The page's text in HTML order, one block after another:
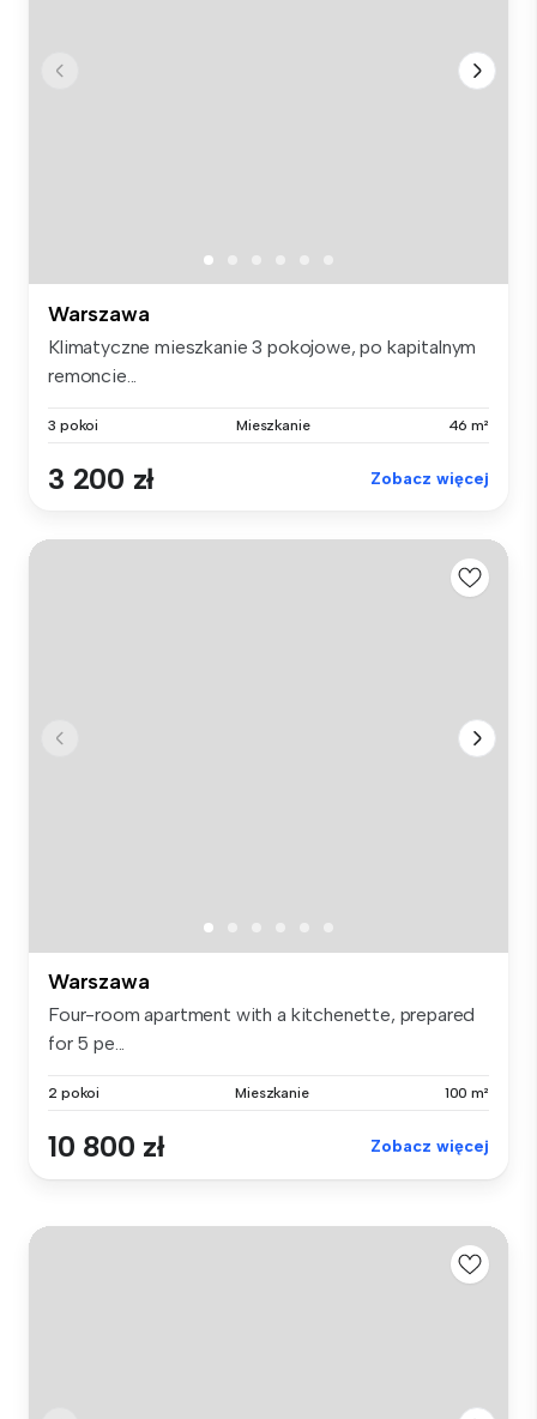
Warszawa
Klimatyczne mieszkanie 3 pokojowe, po kapitalnym
remoncie...
3 pokoi Mieszkanie 46 m²
3 200 zł Zobacz więcej
Warszawa
Four-room apartment with a kitchenette, prepared
for 5 pe...
2 pokoi Mieszkanie 100 m²
10 800 zł Zobacz więcej